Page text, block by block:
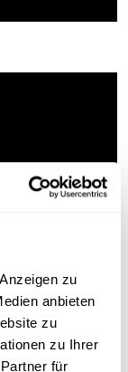
zu
anbieten
zu
zu Ihrer
für